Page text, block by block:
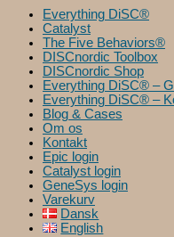
Everything DiSC®
Catalyst
The Five Behaviors®
DISCnordic Toolbox
DISCnordic Shop
Everything DiSC® –
Everything DiSC® –
Blog & Cases
Om os
Kontakt
Epic login
Catalyst login
GeneSys login
Varekurv
Dansk
English